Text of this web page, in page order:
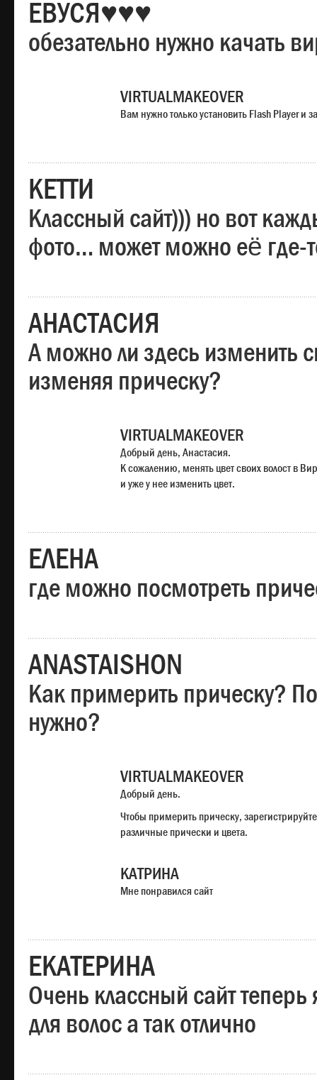
ЕВУСЯ♥♥♥
обезательно нужно качать
VIRTUALMAKEOVER
Вам нужно только установить Flash Player и
КЕТТИ
Классный сайт))) но вот
фото… может можно её где-
АНАСТАСИЯ
А можно ли здесь изменить
изменяя прическу?
VIRTUALMAKEOVER
Добрый день, Анастасия.
К сожалению, менять цвет своих волост в
и уже у нее изменить цвет.
ЕЛЕНА
где можно посмотреть
ANASTAISHON
Как примерить прическу?
нужно?
VIRTUALMAKEOVER
Добрый день.
Чтобы примерить прическу,
различные прически и цвета.
КАТРИНА
Мне понравился сайт
ЕКАТЕРИНА
Очень классный сайт теперь
для волос а так отлично